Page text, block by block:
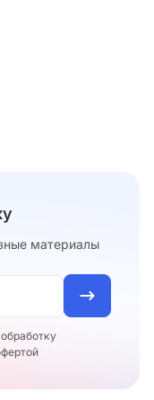
материалы
обработку